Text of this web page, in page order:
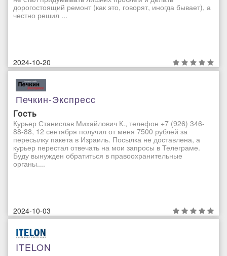
дорогостоящий ремонт (как это, говорят, иногда бывает), а
честно решил ...
2024-10-20
Печкин-Экспресс
Гость
Курьер Станислав Михайлович К., телефон +7 (926) 346-
88-88, 12 сентября получил от меня 7500 рублей за
пересылку пакета в Израиль. Посылка не доставлена, а
курьер перестал отвечать на мои запросы в Телеграме.
Буду вынужден обратиться в правоохранительные
органы....
2024-10-03
ITELON